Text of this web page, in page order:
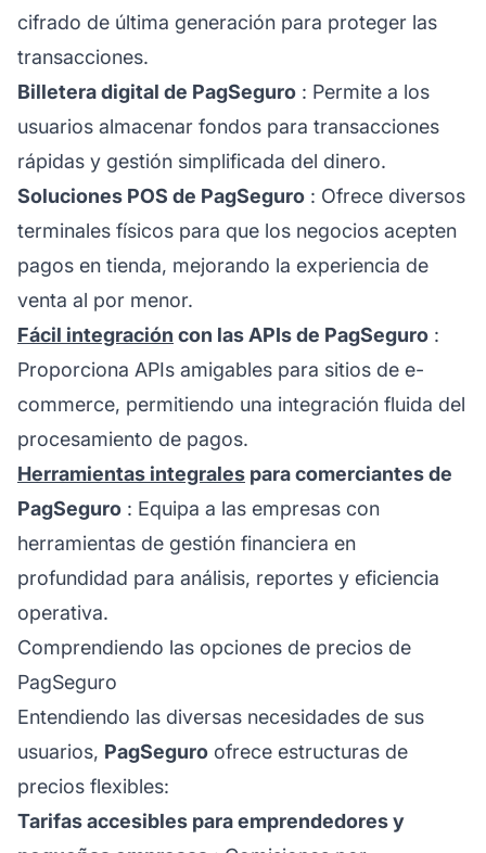
cifrado de última generación para proteger las
transacciones.
Billetera digital de PagSeguro : Permite a los
usuarios almacenar fondos para transacciones
rápidas y gestión simplificada del dinero.
Soluciones POS de PagSeguro : Ofrece diversos
terminales físicos para que los negocios acepten
pagos en tienda, mejorando la experiencia de
venta al por menor.
Fácil integración con las APIs de PagSeguro :
Proporciona APIs amigables para sitios de e-
commerce, permitiendo una integración fluida del
procesamiento de pagos.
Herramientas integrales para comerciantes de
PagSeguro : Equipa a las empresas con
herramientas de gestión financiera en
profundidad para análisis, reportes y eficiencia
operativa.
Comprendiendo las opciones de precios de
PagSeguro
Entendiendo las diversas necesidades de sus
usuarios, PagSeguro ofrece estructuras de
precios flexibles:
Tarifas accesibles para emprendedores y